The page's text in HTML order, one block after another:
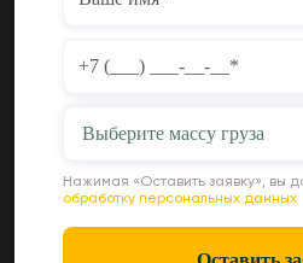
Выберите массу груза
Нажимая «Оставить заявку», вы
обработку персональных данных